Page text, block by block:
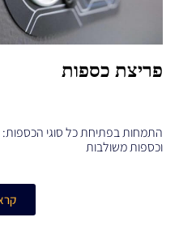
פריצת כספות
התמחות בפתיחת כל סוגי הכספות:
וכספות משולבות